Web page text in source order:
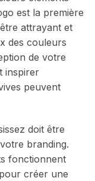
est la première
attrayant et
des couleurs
de votre
inspirer
peuvent
doit être
branding.
fonctionnent
créer une